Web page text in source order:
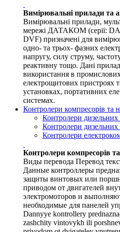
Вимірювальні прилади та
Вимірювальні прилади,
мережі ДАТАКОМ (серії:
DVF) призначені для
одно- та трьох- фазних
напругу, силу струму,
реактивну тощо. Дані
використання в
електрощитових пристроях
установках, портативних
системах.
Контролери компресорів та
Контролери дизельних
Контролери дизельних
Контролери
Контролери компресорів та
Виды перевода Перевод
Данные контроллеры
защиты винтовых или
приводом от двигателей
электромоторов и
необходимые для панелей
Dannyye kontrollery
zashchity vintovykh ili